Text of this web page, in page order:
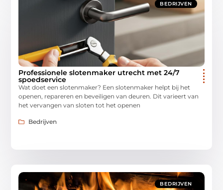
BEDRIJVEN
Professionele slotenmaker utrecht met 24/7
spoedservice
Wat doet een slotenmaker? Een slotenmaker helpt bij het
openen, repareren en beveiligen van deuren. Dit varieert van
het vervangen van sloten tot het openen
Bedrijven
BEDRIJVEN